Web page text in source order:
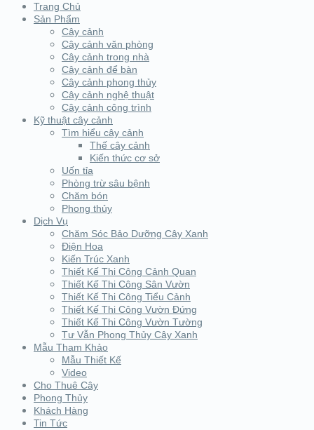
Trang Chủ
Sản Phẩm
Cây cảnh
Cây cảnh văn phòng
Cây cảnh trong nhà
Cây cảnh để bàn
Cây cảnh phong thủy
Cây cảnh nghệ thuật
Cây cảnh công trình
Kỹ thuật cây cảnh
Tìm hiểu cây cảnh
Thế cây cảnh
Kiến thức cơ sở
Uốn tỉa
Phòng trừ sâu bệnh
Chăm bón
Phong thủy
Dịch Vụ
Chăm Sóc Bảo Dưỡng Cây Xanh
Điện Hoa
Kiến Trúc Xanh
Thiết Kế Thi Công Cảnh Quan
Thiết Kế Thi Công Sân Vườn
Thiết Kế Thi Công Tiểu Cảnh
Thiết Kế Thi Công Vườn Đứng
Thiết Kế Thi Công Vườn Tường
Tư Vẫn Phong Thủy Cây Xanh
Mẫu Tham Khảo
Mẫu Thiết Kế
Video
Cho Thuê Cây
Phong Thủy
Khách Hàng
Tin Tức